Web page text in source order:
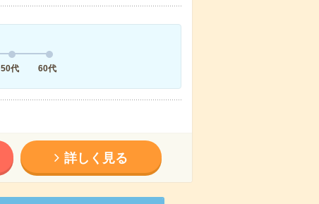
50代 60代
詳しく見る